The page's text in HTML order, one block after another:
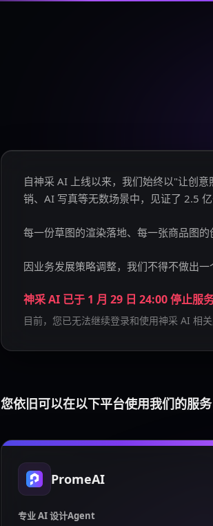
自神采 AI 上线以来，我们始终以"让创
销、AI 写真等无数场景中，见证了 2.5 亿
每一份草图的渲染落地、每一张商品图
因业务发展策略调整，我们不得不做出一
神采 AI 已于 1 月 29 日 24:00 停止服
目前，您已无法继续登录和使用神采 AI 相关
您依旧可以在以下平台使用我们的服务
PromeAI
专业 AI 设计Agent